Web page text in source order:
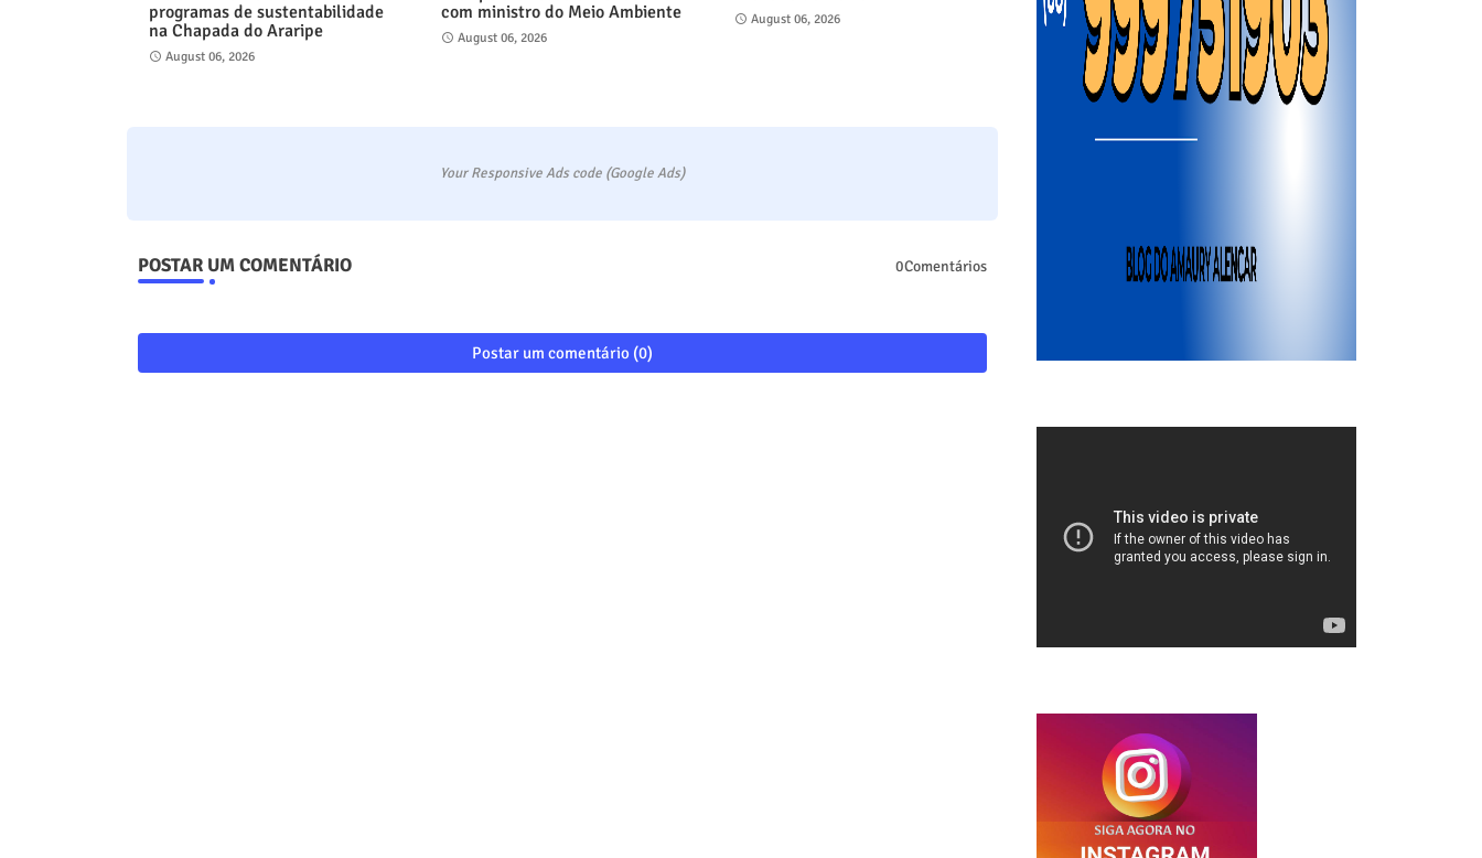
programas de sustentabilidade
na Chapada do Araripe
August 06, 2026
com ministro do Meio Ambiente
August 06, 2026
August 06, 2026
Your Responsive Ads code (Google Ads)
POSTAR UM COMENTÁRIO 0Comentários
Postar um comentário (0)